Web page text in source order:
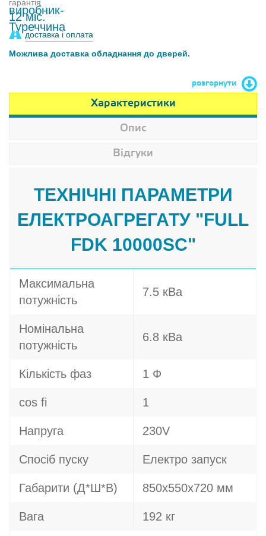
гарантія
12 міс.
доставка і оплата
Можлива доставка обладнання до дверей.
розгорнути
Характеристики
Опис
Відгуки
ТЕХНІЧНІ ПАРАМЕТРИ
ЕЛЕКТРОАГРЕГАТУ "FULL
FDK 10000SC"
Максимальна
потужність
7.5 кВа
Номінальна
потужність
6.8 кВа
Кількість фаз 1 Ф
cos fi 1
Напруга 230V
Спосіб пуску Електро запуск
Габарити (Д*Ш*В) 850x550x720 мм
Вага 192 кг